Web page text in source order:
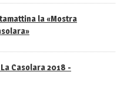
la «Mostra
Casolara 2018 -